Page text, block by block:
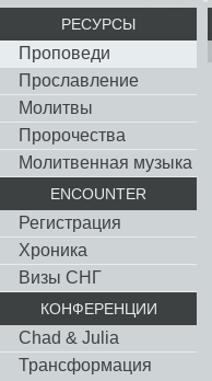
РЕСУРСЫ
Проповеди
Прославление
Молитвы
Пророчества
Молитвенная музыка
ENCOUNTER
Регистрация
Хроника
Визы СНГ
КОНФЕРЕНЦИИ
Chad & Julia
Трансформация